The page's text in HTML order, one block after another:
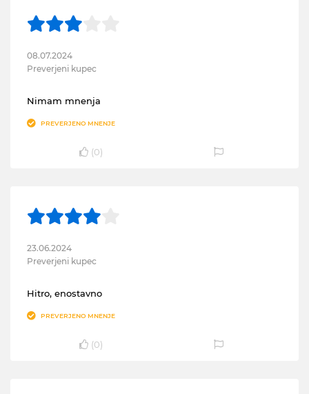
08.07.2024
Preverjeni kupec
Nimam mnenja
PREVERJENO MNENJE
(0)
23.06.2024
Preverjeni kupec
Hitro, enostavno
PREVERJENO MNENJE
(0)